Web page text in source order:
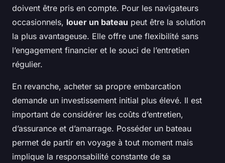
doivent être pris en compte. Pour les navigateurs
occasionnels, louer un bateau peut être la solution
la plus avantageuse. Elle offre une flexibilité sans
l’engagement financier et le souci de l’entretien
régulier.
En revanche, acheter sa propre embarcation
demande un investissement initial plus élevé. Il est
important de considérer les coûts d’entretien,
d’assurance et d’amarrage. Posséder un bateau
permet de partir en voyage à tout moment mais
implique la responsabilité constante de sa